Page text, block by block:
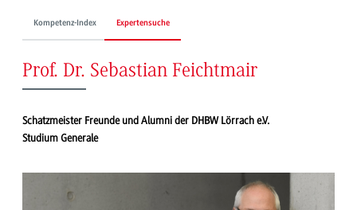
Kompetenz-Index Expertensuche
Prof. Dr. Sebastian Feichtmair
Schatzmeister Freunde und Alumni der DHBW Lörrach e.V.
Studium Generale